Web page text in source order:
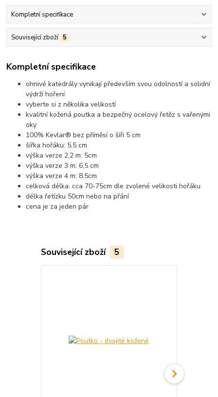
Kompletní specifikace
Související zboží 5
Kompletní specifikace
ohnivé katedrály vynikají především svou odolností a solidní
výdrží hoření
vyberte si z několika velikostí
kvalitní kožená poutka a bezpečný ocelový řetěz s vařenými
oky
100% Kevlar® bez příměsí o šíři 5 cm
šířka hořáku: 5,5 cm
výška verze 2,2 m: 5cm
výška verze 3 m: 6,5 cm
výška verze 4 m: 8,5cm
celková délka: cca 70-75cm dle zvolené velikosti hořáku
délka řetízku 50cm nebo na přání
cena je za jeden pár
Související zboží 5